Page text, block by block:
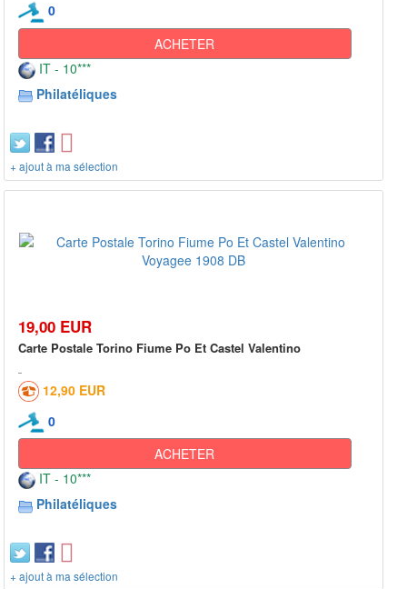
0
ACHETER
IT - 10***
Philatéliques
+ ajout à ma sélection
19,00 EUR
Carte Postale Torino Fiume Po Et Castel Valentino
12,90 EUR
0
ACHETER
IT - 10***
Philatéliques
+ ajout à ma sélection